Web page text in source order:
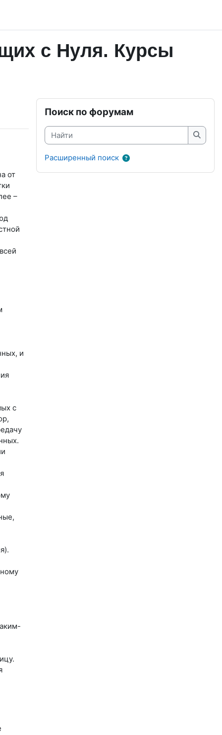
с Нуля. Курсы
от
–
и
с
Блоки
Пропустить Поиск по форумам
Поиск по форумам
Найти
Найти
Расширенный поиск